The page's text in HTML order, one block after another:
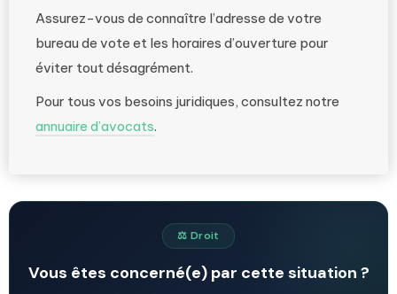
Assurez-vous de connaître l’adresse de votre
bureau de vote et les horaires d’ouverture pour
éviter tout désagrément.
Pour tous vos besoins juridiques, consultez notre
annuaire d’avocats.
⚖️ Droit
Vous êtes concerné(e) par cette situation ?